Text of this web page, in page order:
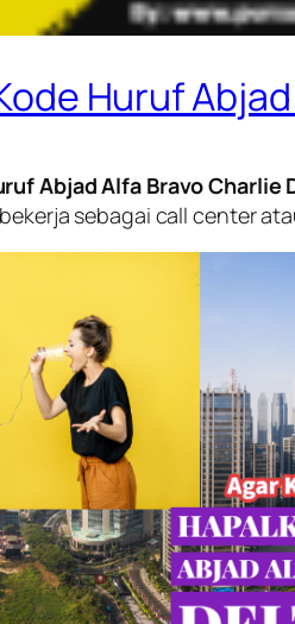
Huruf
Abjad Alfa Bravo
sebagai call center